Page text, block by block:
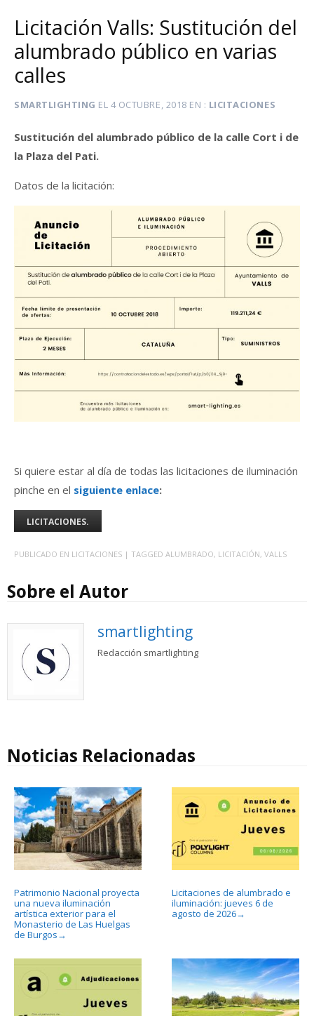
Licitación Valls: Sustitución del
alumbrado público en varias
calles
SMARTLIGHTING EL 4 OCTUBRE, 2018 EN LICITACIONES
Sustitución del alumbrado público de la calle Cort i de
la Plaza del Pati.
Datos de la licitación:
Si quiere estar al día de todas las licitaciones de iluminación
pinche en el siguiente enlace:
LICITACIONES.
PUBLICADO EN LICITACIONES | TAGGED ALUMBRADO, LICITACIÓN, VALLS
Sobre el Autor
smartlighting
Redacción smartlighting
Noticias Relacionadas
Patrimonio Nacional proyecta
una nueva iluminación
artística exterior para el
Monasterio de Las Huelgas
de Burgos →
Licitaciones de alumbrado e
iluminación: jueves 6 de
agosto de 2026→